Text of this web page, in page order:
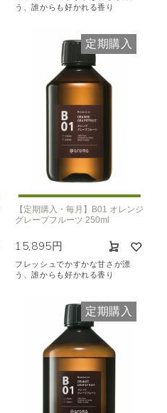
う、誰からも好かれる香り
定期購入
【定期購入・毎月】B01 オレンジ
グレープフルーツ 250ml
15,895円
フレッシュでかすかな甘さが漂
う、誰からも好かれる香り
定期購入